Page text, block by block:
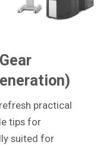
practical
tips for
suited for